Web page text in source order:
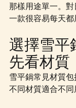
那樣用途單一。
一款很容易每天都
選擇雪平
先看材質
雪平鍋常見材質包
不同材質適合不同